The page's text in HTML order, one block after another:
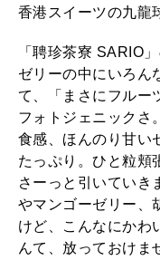
香港スイーツの九龍
「聘珍茶寮 SARIO
ゼリーの中にいろん
て、「まさにフルー
フォトジェニックさ
食感、ほんのり甘い
たっぷり。ひと粒頬
さーっと引いていき
やマンゴーゼリー、
けど、こんなにかわ
んて、放っておけま